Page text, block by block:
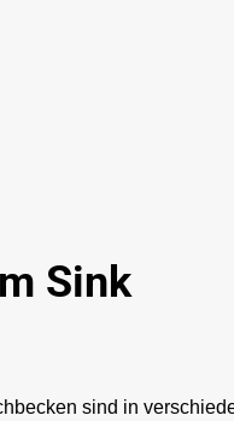
Sink
sind in